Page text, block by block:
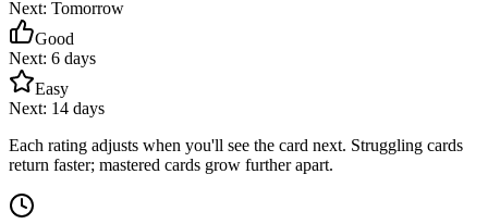
Next: Tomorrow
Good
Next: 6 days
Easy
Next: 14 days
Each rating adjusts when you'll see the card next. Struggling cards
return faster; mastered cards grow further apart.